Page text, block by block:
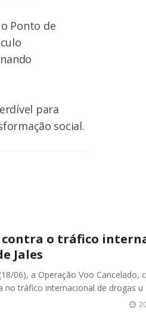
Ponto de
para
social.
contra o tráfico
Jales
06), a Operação Voo Cancelado,
no tráfico internacional de drogas u